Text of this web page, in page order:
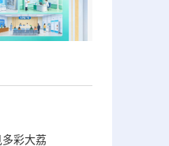
彩大荔